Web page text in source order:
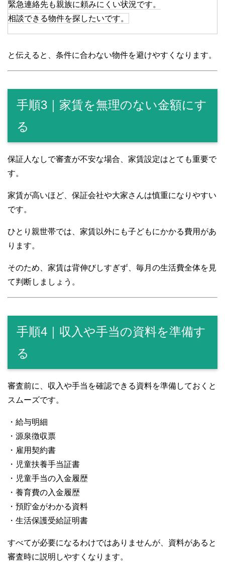
緊急連絡先も親族に頼みにくい状況です。
相談できる物件を探したいです。
と伝えると、条件に合わない物件を避けやすくなります。
手順3｜家賃を無理のない金額にす
る
保証人なしで審査が不安な場合、家賃設定はとても重要で
す。
家賃が高いほど、保証会社や大家さんは慎重になりやすい
です。
ひとり親世帯では、家賃以外にも子どもにかかる費用があ
ります。
そのため、家賃は背伸びしすぎず、毎月の生活費全体を見
て判断しましょう。
手順4｜収入や手当の資料を準備す
る
審査前に、収入や手当を確認できる資料を準備しておくと
スムーズです。
・給与明細
・源泉徴収票
・雇用契約書
・児童扶養手当証書
・児童手当の入金履歴
・養育費の入金履歴
・預貯金がわかる資料
・生活保護受給証明書
すべてが必要になるわけではありませんが、資料があると
審査時に説明しやすくなります。